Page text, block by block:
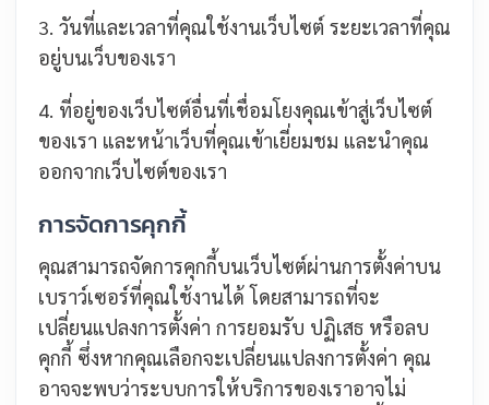
3. วันที่และเวลาที่คุณใช้งานเว็บไซต์ ระยะเวลาที่คุณ
อยู่บนเว็บของเรา
4. ที่อยู่ของเว็บไซต์อื่นที่เชื่อมโยงคุณเข้าสู่เว็บไซต์
ของเรา และหน้าเว็บที่คุณเข้าเยี่ยมชม และนำคุณ
ออกจากเว็บไซต์ของเรา
การจัดการคุกกี้
คุณสามารถจัดการคุกกี้บนเว็บไซต์ผ่านการตั้งค่าบน
เบราว์เซอร์ที่คุณใช้งานได้ โดยสามารถที่จะ
เปลี่ยนแปลงการตั้งค่า การยอมรับ ปฏิเสธ หรือลบ
คุกกี้ ซึ่งหากคุณเลือกจะเปลี่ยนแปลงการตั้งค่า คุณ
อาจจะพบว่าระบบการให้บริการของเราอาจไม่